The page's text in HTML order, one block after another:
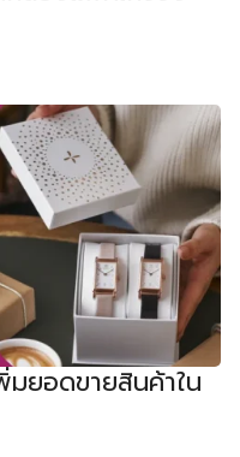
ยอดขายสินค้าใน